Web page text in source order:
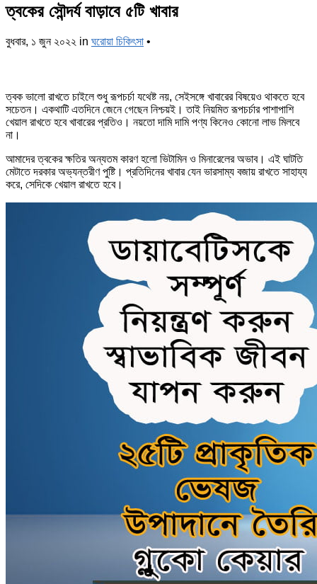
ত্বকের সৌন্দর্য বাড়াবে ৫টি খাবার
বুধবার, ১ জুন ২০২২ in ঘরোয়া চিকিৎসা •
ত্বক ভালো রাখতে চাইলে শুধু রূপচর্চা যথেষ্ট নয়, সেইসঙ্গে খাবারের বিষয়েও থাকতে হবে
সচেতন। একথাটি এতদিনে জেনে গেছেন নিশ্চয়ই। তাই নিয়মিত রূপচর্চার পাশাপাশি
খেয়াল রাখতে হবে খাবারের প্রতিও। নয়তো দামি দামি পণ্য কিনেও কোনো লাভ মিলবে
না।
আমাদের ত্বকের ক্ষতির অন্যতম কারণ হলো ভিটামিন ও মিনারেলের অভাব। এই ঘাটতি
মেটাতে দরকার অভ্যন্তরীণ পুষ্টি। প্রতিদিনের খাবার যেন ভারসাম্য বজায় রাখতে সাহায্য
করে, সেদিকে খেয়াল রাখতে হবে।